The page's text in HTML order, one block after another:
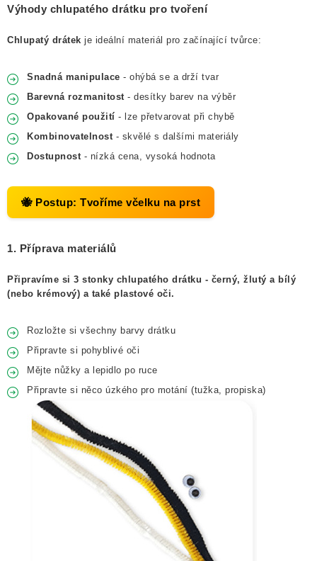
Výhody chlupatého drátku pro tvoření
Chlupatý drátek je ideální materiál pro začínající tvůrce:
Snadná manipulace - ohýbá se a drží tvar
Barevná rozmanitost- desítky barev na výběr
Opakované použití - lze přetvarovat při chybě
Kombinovatelnost- skvělé s dalšími materiály
Dostupnost- nízká cena, vysoká hodnota
🐝 Postup: Tvoříme včelku na prst
1. Příprava materiálů
Připravíme si 3 stonky chlupatého drátku - černý, žlutý a bílý
(nebo krémový) a také plastové oči.
Rozložte si všechny barvy drátku
Připravte si pohyblivé oči
Mějte nůžky a lepidlo po ruce
Připravte si něco úzkého pro motání (tužka, propiska)